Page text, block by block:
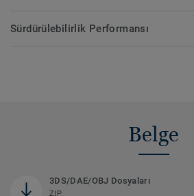
Sürdürülebilirlik Performansı
Belge
3DS/DAE/OBJ Dosyaları
ZIP